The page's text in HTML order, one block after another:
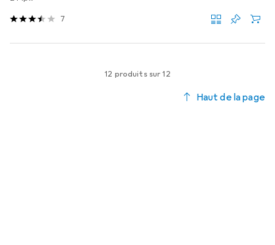
7
12 produits sur 12
Haut de la page